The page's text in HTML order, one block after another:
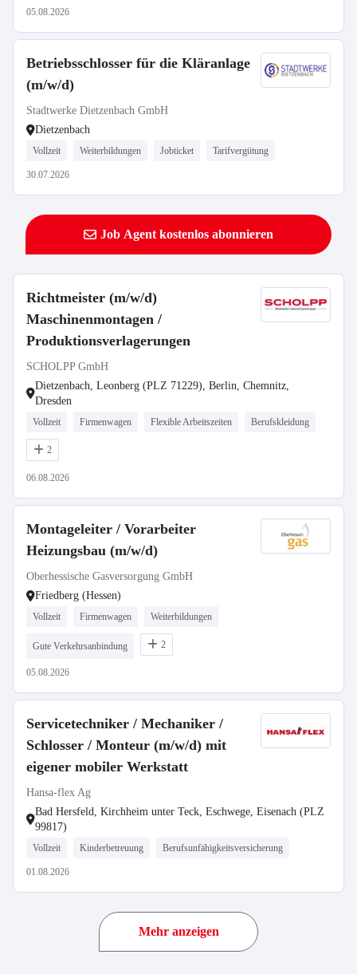
05.08.2026
Betriebsschlosser für die Kläranlage
(m/w/d)
Stadtwerke Dietzenbach GmbH
Dietzenbach
Vollzeit Weiterbildungen Jobticket Tarifvergütung
30.07.2026
Job Agent kostenlos abonnieren
Richtmeister (m/w/d)
Maschinenmontagen /
Produktionsverlagerungen
SCHOLPP GmbH
Dietzenbach, Leonberg (PLZ 71229), Berlin, Chemnitz,
Dresden
Vollzeit Firmenwagen Flexible Arbeitszeiten Berufskleidung
2
06.08.2026
Montageleiter / Vorarbeiter
Heizungsbau (m/w/d)
Oberhessische Gasversorgung GmbH
Friedberg (Hessen)
Vollzeit Firmenwagen Weiterbildungen
Gute Verkehrsanbindung 2
05.08.2026
Servicetechniker / Mechaniker /
Schlosser / Monteur (m/w/d) mit
eigener mobiler Werkstatt
Hansa-flex Ag
Bad Hersfeld, Kirchheim unter Teck, Eschwege, Eisenach (PLZ
99817)
Vollzeit Kinderbetreuung Berufsunfähigkeitsversicherung
01.08.2026
Mehr anzeigen